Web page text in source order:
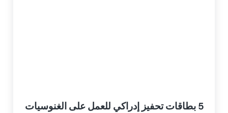
5 بطاقات تحفيز إدراكي للعمل على الغنوسيات